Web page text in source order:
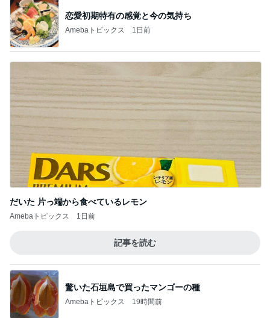
恋愛初期特有の感覚と今の気持ち
Amebaトピックス 1日前
だいた 片っ端から食べているレモン
Amebaトピックス 1日前
記事を読む
驚いた石垣島で買ったマンゴーの種
Amebaトピックス 19時間前